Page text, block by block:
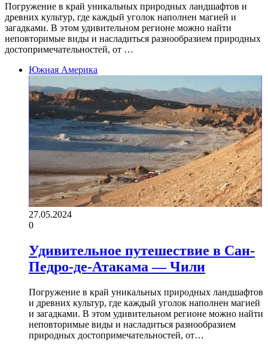
Погружение в край уникальных природных ландшафтов и
древних культур, где каждый уголок наполнен магией и
загадками. В этом удивительном регионе можно найти
неповторимые виды и насладиться разнообразием природных
достопримечательностей, от …
Южная Америка
27.05.2024
0
Удивительное путешествие в Сан-
Педро-де-Атакама — Чили
Погружение в край уникальных природных ландшафтов
и древних культур, где каждый уголок наполнен магией
и загадками. В этом удивительном регионе можно найти
неповторимые виды и насладиться разнообразием
природных достопримечательностей, от…